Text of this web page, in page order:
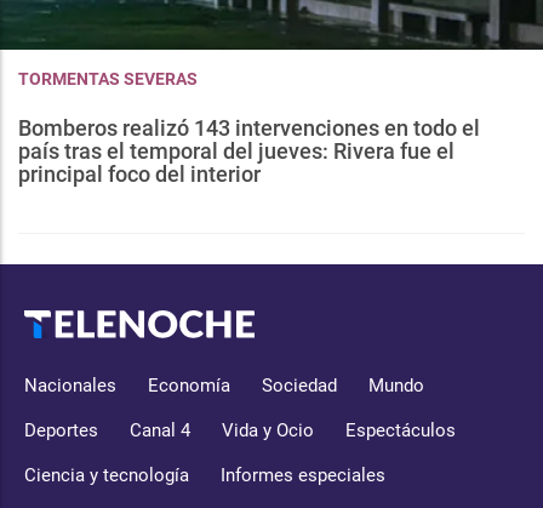
TORMENTAS SEVERAS
Bomberos realizó 143 intervenciones en todo el
país tras el temporal del jueves: Rivera fue el
principal foco del interior
Nacionales Economía Sociedad Mundo
Deportes Canal 4 Vida y Ocio Espectáculos
Ciencia y tecnología Informes especiales